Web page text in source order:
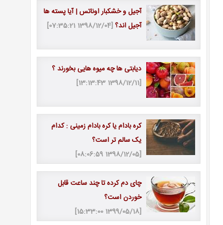
آجیل و خشکبار اوناتس | آیا پسته ها
آجیل اند؟[1398/12/04 07:35:21]
دیابتی ها چه میوه هایی بخورند ؟
[1398/12/11 13:13:43]
کره بادام یا کره بادام زمینی : کدام
یک سالم تر است؟
[1398/12/05 08:06:59]
چای دم کرده تا چند ساعت قابل
خوردن است؟
[1399/05/18 15:33:00]